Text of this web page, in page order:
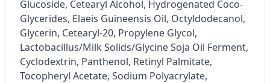
Glucoside, Cetearyl Alcohol, Hydrogenated Coco-
Glycerides, Elaeis Guineensis Oil, Octyldodecanol,
Glycerin, Cetearyl-20, Propylene Glycol,
Lactobacillus/Milk Solids/Glycine Soja Oil Ferment,
Cyclodextrin, Panthenol, Retinyl Palmitate,
Tocopheryl Acetate, Sodium Polyacrylate,
Pomiar efektywności reklam
Pomiar efektywności treści
Rozumienie odbiorców dzięki statystyce lub
kombinacji danych z różnych źródeł